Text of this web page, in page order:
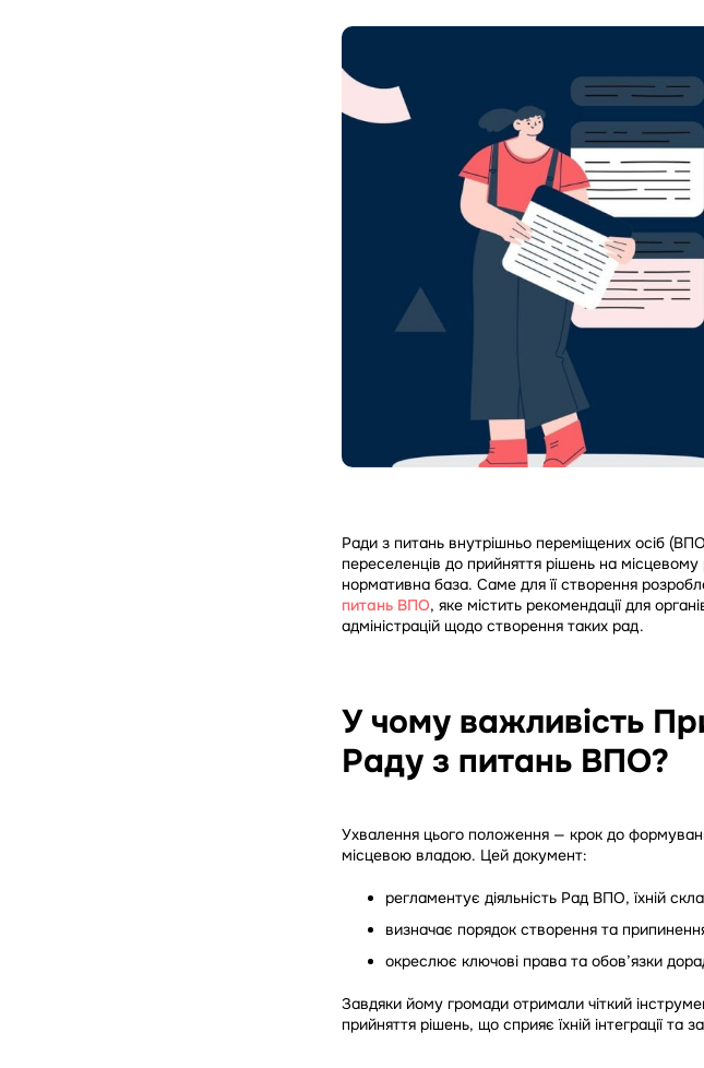
Ради з питань внутрішньо переміщених осіб
переселенців до прийняття рішень на місцевому
нормативна база. Саме для її створення
питань ВПО, яке містить рекомендації для
адміністрацій щодо створення таких рад.
У чому важливість
Раду з питань ВПО?
Ухвалення цього положення — крок до
місцевою владою. Цей документ:
регламентує діяльність Рад ВПО, їхній
визначає порядок створення та
окреслює ключові права та обов’язки
Завдяки йому громади отримали чіткий
прийняття рішень, що сприяє їхній інтеграції та